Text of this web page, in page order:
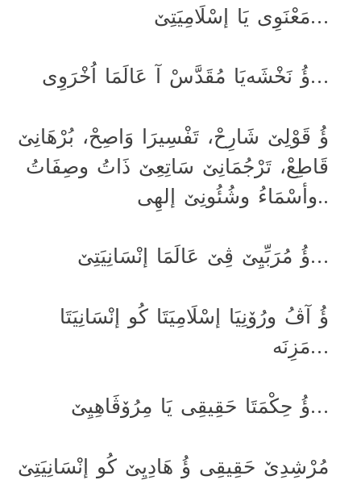
مَعْنَوِی یَا إسْلَامِیَتِێ…
ؤُ نَخْشَەیَا مُقَدَّسْ آ عَالَمَا اُخْرَوِی…
ؤُ قَوْلِێ شَارِحْ، تَفْسِیرَا وَاصِحْ، بُرْهَانِێ
قَاطِعْ، تَرْجُمَانِێ سَاتِعِێ ذَاتُ وصِفَاتُ
وأسْمَاءُ وشُئُونِێ إلهِی..
ؤُ مُرَبِّیِێ ڤِێ عَالَمَا إنْسَانِیَتِێ…
ؤُ آڤُ ورُۆنِیَا إسْلَامِیَتَا کُو إنْسَانِیَتَا
مَزِنَە…
ؤُ حِکْمَتَا حَقِیقِی یَا مِرُۆڤَاهِیِێ…
مُرْشِدِێ حَقِیقِی ؤُ هَادِیِێ کُو إنْسَانِیَتِێ